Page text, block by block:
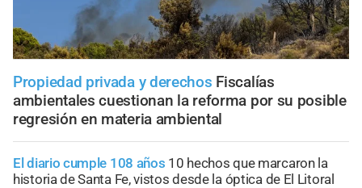
Propiedad privada y derechos Fiscalías
ambientales cuestionan la reforma por su posible
regresión en materia ambiental
El diario cumple 108 años 10 hechos que marcaron la
historia de Santa Fe, vistos desde la óptica de El Litoral